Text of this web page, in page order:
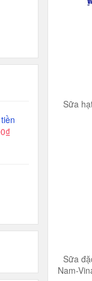
Sữa
Sữa
Nam-